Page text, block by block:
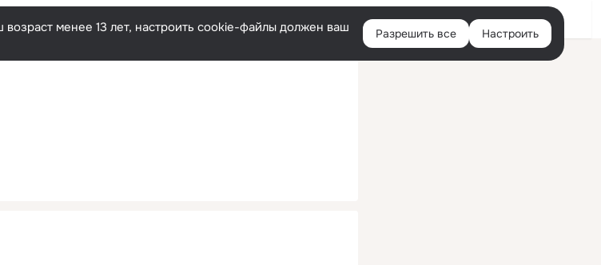
Русский Войти
менее 13 лет, настроить cookie-файлы должен ваш
Разрешить все Настроить